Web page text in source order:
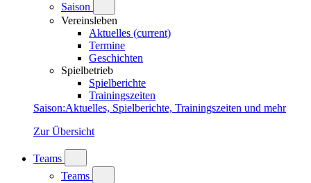
Saison
Vereinsleben
Aktuelles (current)
Termine
Geschichten
Spielbetrieb
Spielberichte
Trainingszeiten
Saison:Aktuelles, Spielberichte, Trainingszeiten und mehr
Zur Übersicht
Teams
Teams